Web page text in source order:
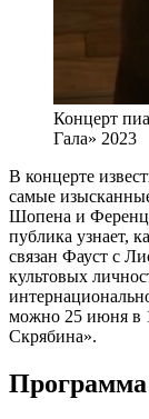
Концерт
Гала» 2023
В концерте
самые
Шопена и
публика узнает,
связан Фауст с
культовых
можно 25 июня в
Скрябина».
Программа